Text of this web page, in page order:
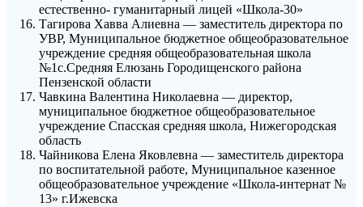
естественно- гуманитарный лицей «Школа-30»
Тагирова Хавва Алиевна — заместитель директора по
УВР, Муниципальное бюджетное общеобразовательное
учреждение средняя общеобразовательная школа
№1с.Средняя Елюзань Городищенского района
Пензенской области
Чавкина Валентина Николаевна — директор,
муниципальное бюджетное общеобразовательное
учреждение Спасская средняя школа, Нижегородская
область
Чайникова Елена Яковлевна — заместитель директора
по воспитательной работе, Муниципальное казенное
общеобразовательное учреждение «Школа-интернат №
13» г.Ижевска